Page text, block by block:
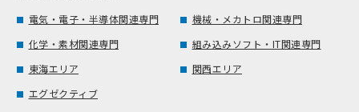
電気・電子・半導体関連専門
機械・メカトロ関連専門
化学・素材関連専門
組み込みソフト・IT関連専門
東海エリア
関西エリア
エグゼクティブ